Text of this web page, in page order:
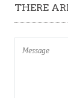
THERE